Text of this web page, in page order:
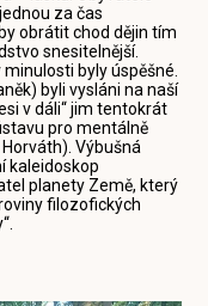
za čas
obrátit chod dějin tím
snesitelnější.
byly úspěšné.
byli vysláni na naší
v dáli“ jim tentokrát
pro mentálně
Výbušná
kaleidoskop
planety Země, který
filozofických